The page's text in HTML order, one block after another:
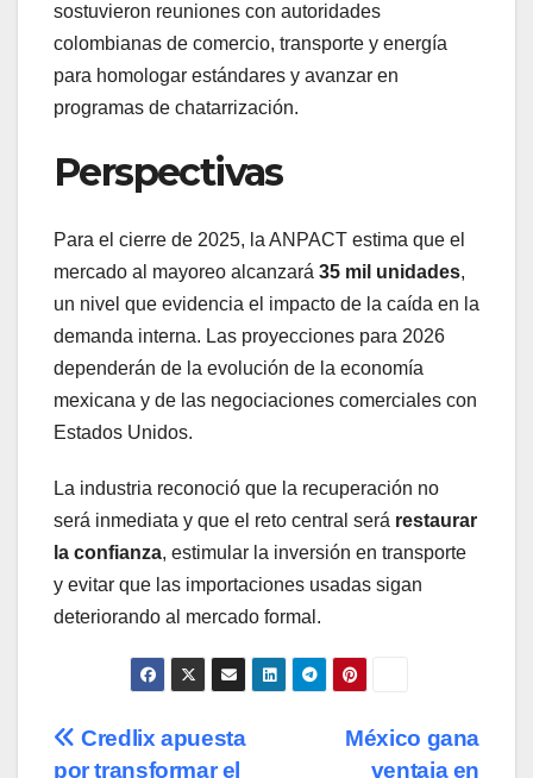
sostuvieron reuniones con autoridades
colombianas de comercio, transporte y energía
para homologar estándares y avanzar en
programas de chatarrización.
Perspectivas
Para el cierre de 2025, la ANPACT estima que el
mercado al mayoreo alcanzará 35 mil unidades,
un nivel que evidencia el impacto de la caída en la
demanda interna. Las proyecciones para 2026
dependerán de la evolución de la economía
mexicana y de las negociaciones comerciales con
Estados Unidos.
La industria reconoció que la recuperación no
será inmediata y que el reto central será restaurar
la confianza, estimular la inversión en transporte
y evitar que las importaciones usadas sigan
deteriorando al mercado formal.
Navegación
México gana
ventaja en
Credlix apuesta
por transformar el